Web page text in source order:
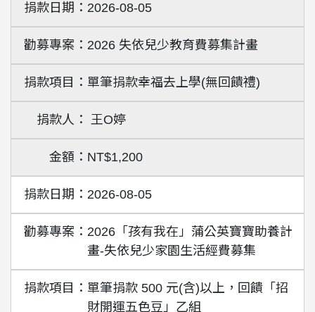
2026-08-05
2026 失依兒少教育費募集計畫
單筆捐款幸福去上學(無回饋禮)
王O婷
NT$1,200
2026-08-05
2026「孩有我在」蒲公英寶寶助養計
畫-失依兒少家園生活經費募集
單筆捐款 500 元(含)以上，回饋「招
財開運五色豆」乙組